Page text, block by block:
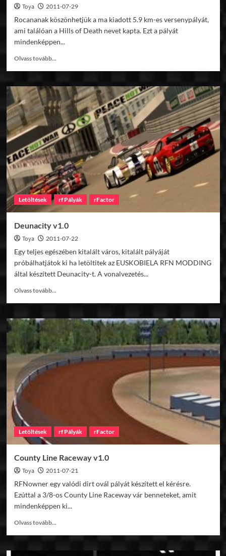
Toya 2011-07-29
Rocananak köszönhetjük a ma kiadott 5.9 km-es versenypályát,
ami találóan a Hills of Death nevet kapta. Ezt a pályát
mindenképpen...
Olvass tovább...
Hills
of
Death
GP
Letöltések rf Pályák rFactor
Deunacity v1.0
Toya 2011-07-22
Egy teljes egészében kitalált város, kitalált pályáját
próbálhatjátok ki ha letöltitek az EUSKOBIELA RFN MODDING
által készített Deunacity-t. A vonalvezetés...
Olvass tovább...
Deunacity
Letöltések rf Pályák rFactor
County Line Raceway v1.0
Toya 2011-07-21
RFNowner egy valódi dirt ovál pályát készített el kérésre.
Ezúttal a 3/8-os County Line Raceway vár benneteket, amit
mindenképpen ki...
Olvass tovább...